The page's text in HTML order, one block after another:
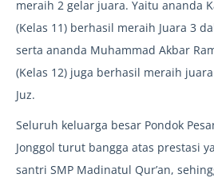
meraih 2 gelar juara. Yaitu ananda
(Kelas 11) berhasil meraih Juara 3
serta ananda Muhammad Akbar
(Kelas 12) juga berhasil meraih
Juz.
Seluruh keluarga besar Pondok
Jonggol turut bangga atas prestasi
santri SMP Madinatul Qur’an,